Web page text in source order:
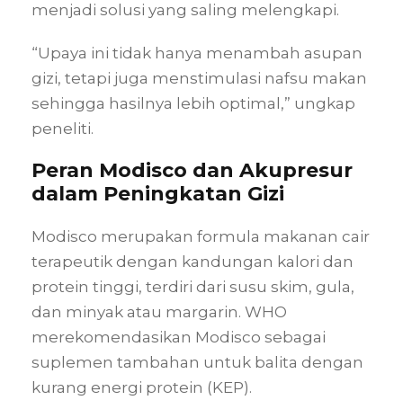
menjadi solusi yang saling melengkapi.
“Upaya ini tidak hanya menambah asupan
gizi, tetapi juga menstimulasi nafsu makan
sehingga hasilnya lebih optimal,” ungkap
peneliti.
Peran Modisco dan Akupresur
dalam Peningkatan Gizi
Modisco merupakan formula makanan cair
terapeutik dengan kandungan kalori dan
protein tinggi, terdiri dari susu skim, gula,
dan minyak atau margarin. WHO
merekomendasikan Modisco sebagai
suplemen tambahan untuk balita dengan
kurang energi protein (KEP).